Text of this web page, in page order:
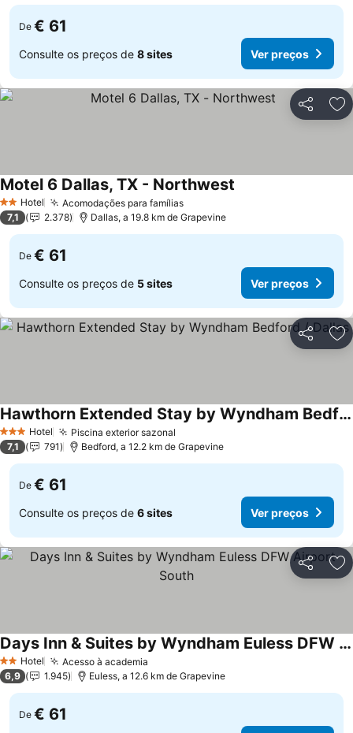
De € 61
Consulte os preços de 8 sites Ver preços
Partilhar
2 Estrelas
Hotel Acomodações para famíliasVer preços
Motel 6 Dallas, TX - Northwest
7,1 2.378 Dallas, a 19.8 km de Grapevine
De € 61
Consulte os preços de 5 sites Ver preços
Partilhar
3 EstrelasHotel Piscina exterior sazonal
Hawthorn Extended Stay by Wyndham Bedford / Dallas
Ver preços
7,1 791 Bedford, a 12.2 km de Grapevine
De € 61
Consulte os preços de 6 sites Ver preços
Partilhar
2 Estrelas
Hotel Acesso à academia
Days Inn & Suites by Wyndham Euless DFW Airport South
Ver preços
6,9 1.945 Euless, a 12.6 km de Grapevine
De € 61